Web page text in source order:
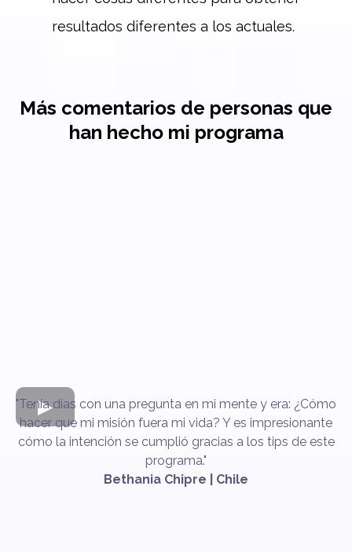
resultados diferentes a los actuales.
Más comentarios de personas que
han hecho mi programa
"Tenía días con una pregunta en mi mente y era: ¿Cómo
hacer que mi misión fuera mi vida? Y es impresionante
cómo la intención se cumplió gracias a los tips de este
programa."
Bethania Chipre | Chile